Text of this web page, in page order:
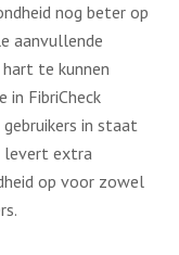
nog beter op
aanvullende
te kunnen
in FibriCheck
in staat
levert extra
op voor zowel